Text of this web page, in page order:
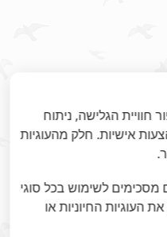
לד
שבת
בתאורת לד -
הבית / משרד
חוויית הגלישה, ניתוח
אישיות. חלק מהעוגיות
מסכימים לשימוש בכל סוגי
העוגיות החיוניות או